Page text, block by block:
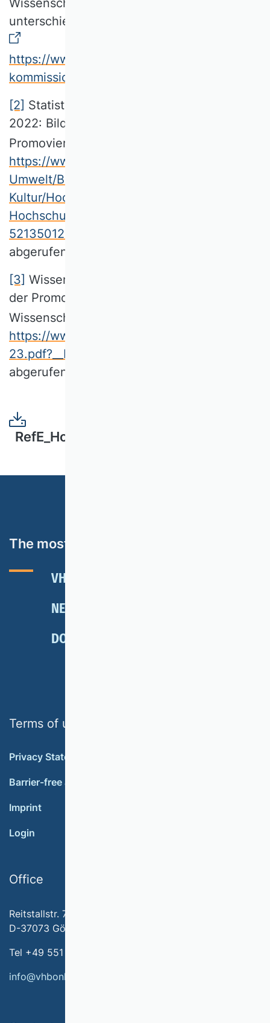
unterschiedliche Fachrichtungen vertreten:
https://www.vhbonline.org/verband/
kommissionen
[2] Statistisches Bundesamt (Destatis),
2022: Bildung und Kultur. Statistik der
Promovierenden.
https://www.destatis.de/DE/Themen/
Umwelt/Bildung-Forschung-
Kultur/Hochschulen/Publikationen/
Hochschulen/promovierendenstatistik-
5213501217004.pdf?__blob=publicationFile
abgerufen am 27.11.2024.
[3] Wissenschaftsrat, 2023: Ausgestaltung
der Promotion im deutschen
Wissenschaftssystem. Positionspapier.
https://www.wissenschaftsrat.de/download/
23.pdf?__blob=publicationFile&v=14
abgerufen am 27.11.2024.
The most important topics
VHB RATING 2024
NEWSLETTER
DONATE
Terms of use
Privacy Statement
Barrier-free accessibility
Imprint
Login
Office
Reitstallstr. 7
D-37073 Göttingen
Tel +49 551 79778-566
info@vhbonline.org